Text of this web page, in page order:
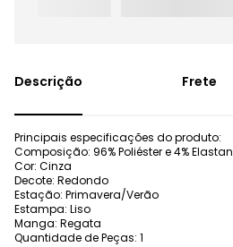
Frete
Principais especificações do produto:
Composição: 96% Poliéster e 4%
Cor: Cinza
Decote: Redondo
Estação: Primavera/Verão
Estampa: Liso
Manga: Regata
Quantidade de Peças: 1